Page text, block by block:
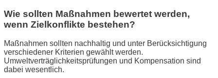
Wie sollten Maßnahmen bewertet werden,
wenn Zielkonflikte bestehen?
Maßnahmen sollten nachhaltig und unter Berücksichtigung
verschiedener Kriterien gewählt werden.
Umweltverträglichkeitsprüfungen und Kompensation sind
dabei wesentlich.